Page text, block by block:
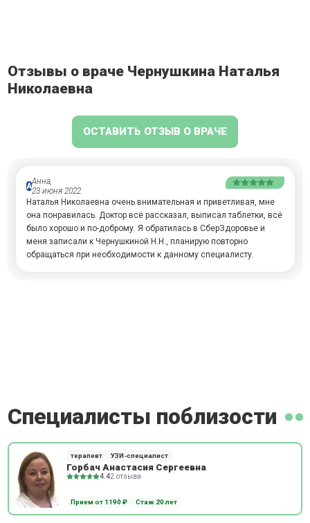
Отзывы о враче Чернушкина Наталья
Николаевна
ОСТАВИТЬ ОТЗЫВ О ВРАЧЕ
ААнна,
23 июня 2022
Наталья Николаевна очень внимательная и приветливая, мне
она понравилась. Доктор всё рассказал, выписал таблетки, всё
было хорошо и по-доброму. Я обратилась в СберЗдоровье и
меня записали к Чернушкиной Н.Н., планирую повторно
обращаться при необходимости к данному специалисту.
Специалисты поблизости
терапевт УЗИ-специалист
Горбач Анастасия Сергеевна
4.42 отзыва
Прием от 1190 ₽ Стаж 20 лет